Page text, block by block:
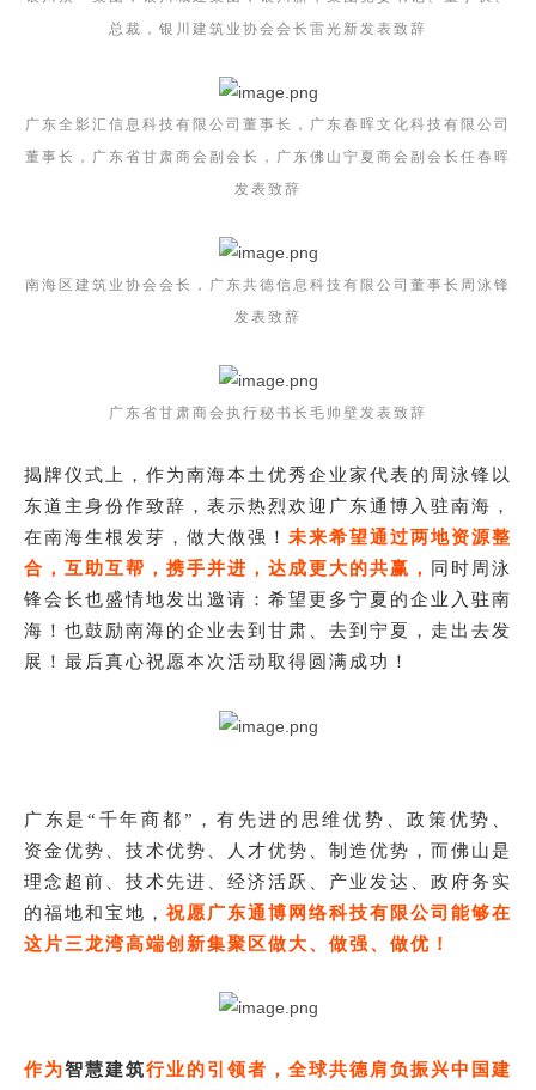
总裁，银川建筑业协会会长雷光新发表致辞
广东全影汇信息科技有限公司董事长，广东春晖文化科技有限公司
董事长，广东省甘肃商会副会长，广东佛山宁夏商会副会长任春晖
发表致辞
南海区建筑业协会会长，广东共德信息科技有限公司董事长周泳锋
发表致辞
广东省甘肃商会执行秘书长毛帅壁发表致辞
揭牌仪式上，作为南海本土优秀企业家代表的周泳锋以
东道主身份作致辞，表示热烈欢迎广东通博入驻南海，
在南海生根发芽，做大做强！ 未来希望通过两地资源整
合，互助互帮，携手并进，达成更大的共赢，
同时周泳
锋会长也盛情地发出邀请：希望更多宁夏的企业入驻南
海！也鼓励南海的企业去到甘肃、去到宁夏，走出去发
展！最后真心祝愿本次活动取得圆满成功！
广东是“千年商都”，有先进的思维优势、政策优势、
资金优势、技术优势、人才优势、制造优势，而佛山是
理念超前、技术先进、经济活跃、产业发达、政府务实
的福地和宝地， 祝愿广东通博网络科技有限公司能够在
这片三龙湾高端创新集聚区做大、做强、做优！
作为智慧建筑行业的引领者，全球共德肩负振兴中国建